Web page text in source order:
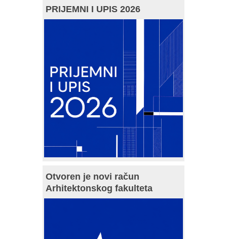
PRIJEMNI I UPIS 2026
Otvoren je novi račun
Arhitektonskog fakulteta